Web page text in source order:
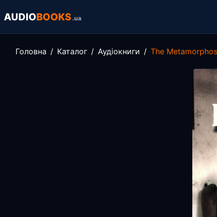
AUDIOBOOKS .ua
Головна Каталог Аудіокниги The